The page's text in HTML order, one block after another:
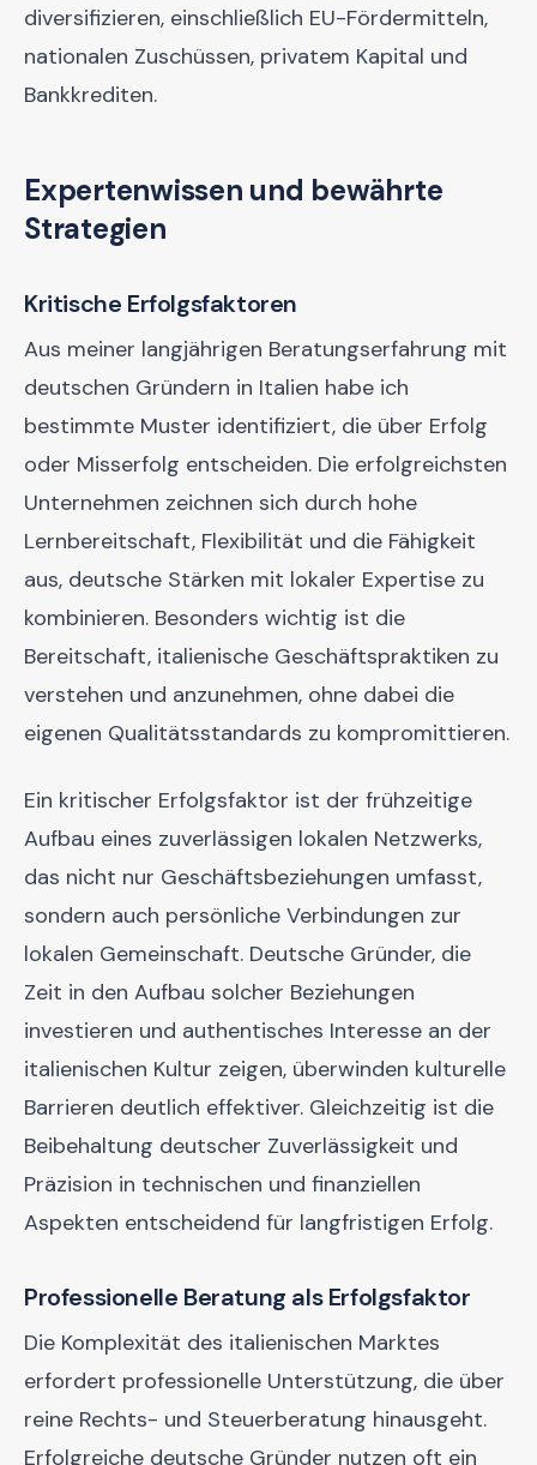
diversifizieren, einschließlich EU-Fördermitteln,
nationalen Zuschüssen, privatem Kapital und
Bankkrediten.
Expertenwissen und bewährte
Strategien
Kritische Erfolgsfaktoren
Aus meiner langjährigen Beratungserfahrung mit
deutschen Gründern in Italien habe ich
bestimmte Muster identifiziert, die über Erfolg
oder Misserfolg entscheiden. Die erfolgreichsten
Unternehmen zeichnen sich durch hohe
Lernbereitschaft, Flexibilität und die Fähigkeit
aus, deutsche Stärken mit lokaler Expertise zu
kombinieren. Besonders wichtig ist die
Bereitschaft, italienische Geschäftspraktiken zu
verstehen und anzunehmen, ohne dabei die
eigenen Qualitätsstandards zu kompromittieren.
Ein kritischer Erfolgsfaktor ist der frühzeitige
Aufbau eines zuverlässigen lokalen Netzwerks,
das nicht nur Geschäftsbeziehungen umfasst,
sondern auch persönliche Verbindungen zur
lokalen Gemeinschaft. Deutsche Gründer, die
Zeit in den Aufbau solcher Beziehungen
investieren und authentisches Interesse an der
italienischen Kultur zeigen, überwinden kulturelle
Barrieren deutlich effektiver. Gleichzeitig ist die
Beibehaltung deutscher Zuverlässigkeit und
Präzision in technischen und finanziellen
Aspekten entscheidend für langfristigen Erfolg.
Professionelle Beratung als Erfolgsfaktor
Die Komplexität des italienischen Marktes
erfordert professionelle Unterstützung, die über
reine Rechts- und Steuerberatung hinausgeht.
Erfolgreiche deutsche Gründer nutzen oft ein